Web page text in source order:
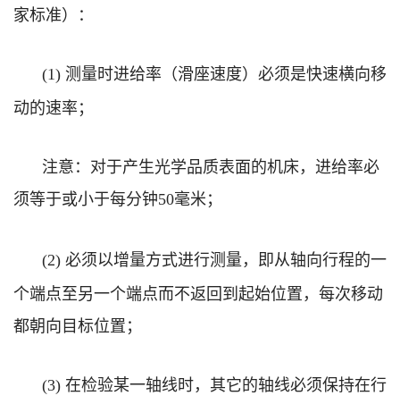
家标准）：
(1) 测量时进给率（滑座速度）必须是快速横向移
动的速率；
注意：对于产生光学品质表面的机床，进给率必
须等于或小于每分钟50毫米；
(2) 必须以增量方式进行测量，即从轴向行程的一
个端点至另一个端点而不返回到起始位置，每次移动
都朝向目标位置；
(3) 在检验某一轴线时，其它的轴线必须保持在行